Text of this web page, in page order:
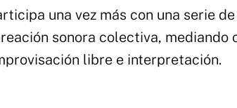
una vez más con una serie
sonora colectiva, mediando
libre e interpretación.